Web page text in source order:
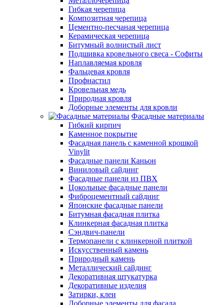
Гибкая черепица
Композитная черепица
Цементно-песчаная черепица
Керамическая черепица
Битумный волнистый лист
Подшивка кровельного свеса - Софиты
Наплавляемая кровля
Фальцевая кровля
Профнастил
Кровельная медь
Природная кровля
Доборные элементы для кровли
Фасадные материалы
Гибкий кирпич
Каменное покрытие
Фасадная панель с каменной крошкой
Vinylit
Фасадные панели Каньон
Виниловый сайдинг
Фасадные панели из ПВХ
Цокольные фасадные панели
Фиброцементный сайдинг
Японские фасадные панели
Битумная фасадная плитка
Клинкерная фасадная плитка
Сэндвич-панели
Термопанели с клинкерной плиткой
Искусственный камень
Природный камень
Металлический сайдинг
Декоративная штукатурка
Декоративные изделия
Затирки, клеи
Доборные элементы для фасада